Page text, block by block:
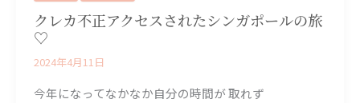
クレカ不正アクセスされたシンガポールの旅
♡
2024年4月11日
今年になってなかなか自分の時間が 取れず